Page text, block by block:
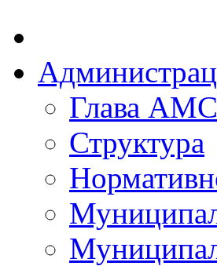
Глава АМС
Структура